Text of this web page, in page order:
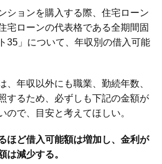
ションを購入する際、住宅ローン
宅ローンの代表格である全期間固
35」について、年収別の借入可能
年収以外にも職業、勤続年数、
するため、必ずしも下記の金額が
ので、目安と考えてほしい。
ほど借入可能額は増加し、金利が
は減少する。